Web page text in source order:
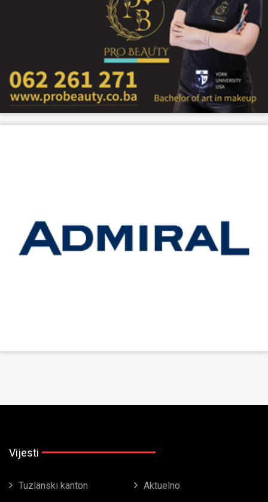
Vijesti
Tuzlanski kanton Aktuelno